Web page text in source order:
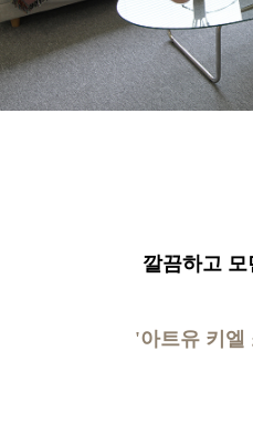
깔끔하고
'아트유 키엘